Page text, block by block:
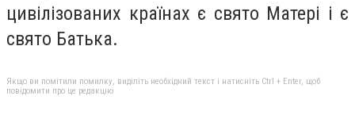
цивілізованих країнах є свято Матері і є
свято Батька.
Якщо ви помітили помилку, виділіть необхідний текст і натисніть Ctrl + Enter, щоб
повідомити про це редакцію